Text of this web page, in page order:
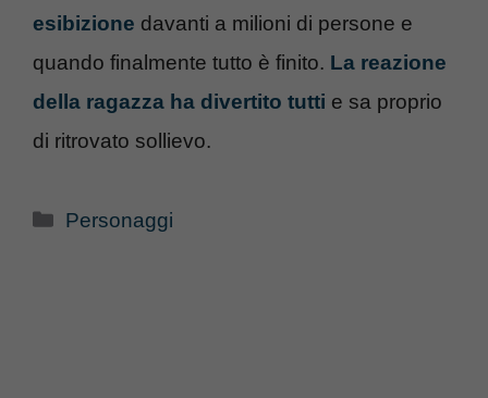
esibizione davanti a milioni di persone e
quando finalmente tutto è finito. La reazione
della ragazza ha divertito tutti e sa proprio
di ritrovato sollievo.
Categorie
Personaggi